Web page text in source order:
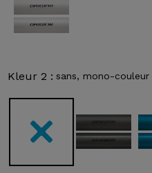
Kleur 2 : sans, mono-couleur